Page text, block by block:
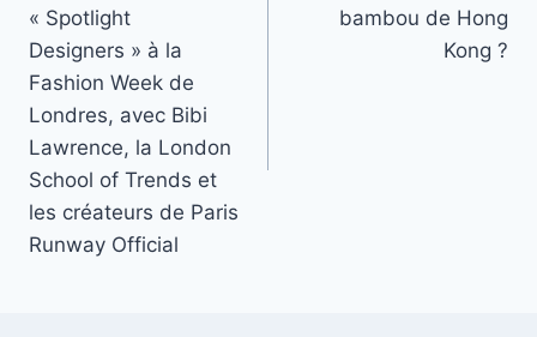
« Spotlight
Designers » à la
Fashion Week de
Londres, avec Bibi
Lawrence, la London
School of Trends et
les créateurs de Paris
Runway Official
bambou de Hong
Kong ?